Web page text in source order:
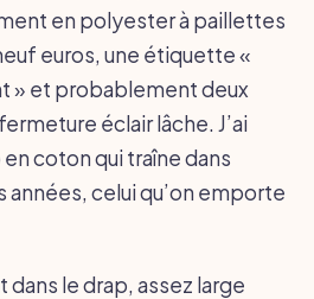
en polyester à paillettes
euros, une étiquette «
» et probablement deux
éclair lâche. J’ai
coton qui traîne dans
années, celui qu’on emporte
dans le drap, assez large